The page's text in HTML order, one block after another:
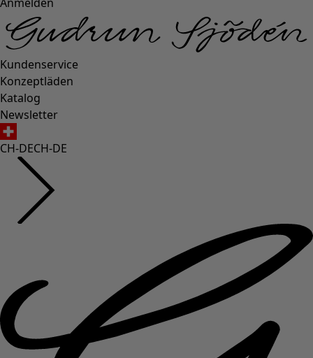
Kundenservice
Konzeptläden
Katalog
Newsletter
CH-DECH-DE